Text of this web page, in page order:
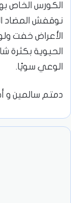
الكورس الخاص
نوقفش المضاد
الأعراض خفت
الحيوية بكثرة
الوعي سويًا.
دمتم سالمين و